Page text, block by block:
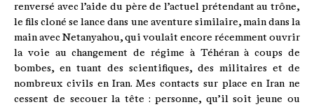
renversé avec l’aide du père de l’actuel prétendant au trône,
le fils cloné se lance dans une aventure similaire, main dans la
main avec Netanyahou, qui voulait encore récemment ouvrir
la voie au changement de régime à Téhéran à coups de
bombes, en tuant des scientifiques, des militaires et de
nombreux civils en Iran. Mes contacts sur place en Iran ne
cessent de secouer la tête : personne, qu’il soit jeune ou